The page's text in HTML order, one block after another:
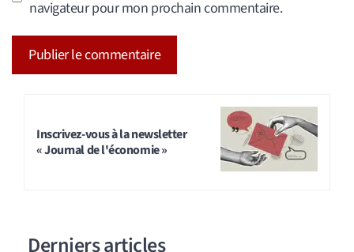
navigateur pour mon prochain commentaire.
Inscrivez-vous à la newsletter
« Journal de l'économie »
Derniers articles